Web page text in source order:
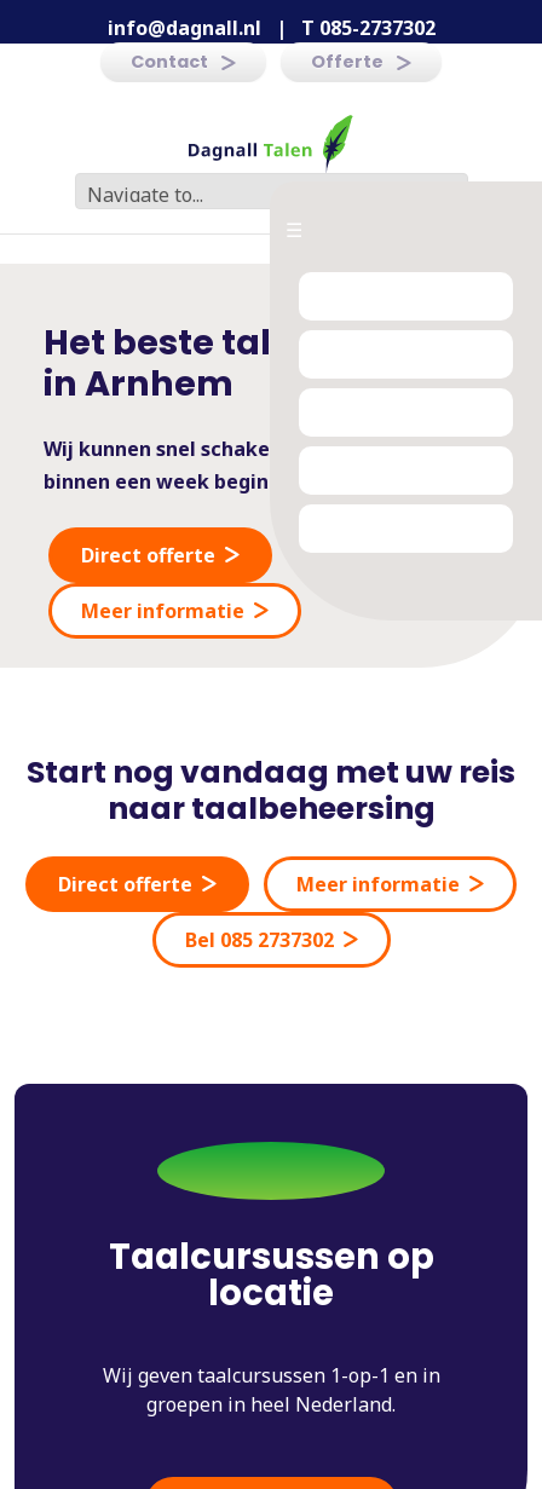
info@dagnall.nl | T 085-2737302
Contact Offerte
Het beste taleninstituut
in Arnhem
Wij kunnen snel schakelen -
binnen een week beginnen is mogelijk
Direct offerte
Meer informatie
Start nog vandaag met uw reis
naar taalbeheersing
Direct offerte Meer informatie
Bel 085 2737302
Taalcursussen op
locatie
Wij geven taalcursussen 1-op-1 en in
groepen in heel Nederland.
☰